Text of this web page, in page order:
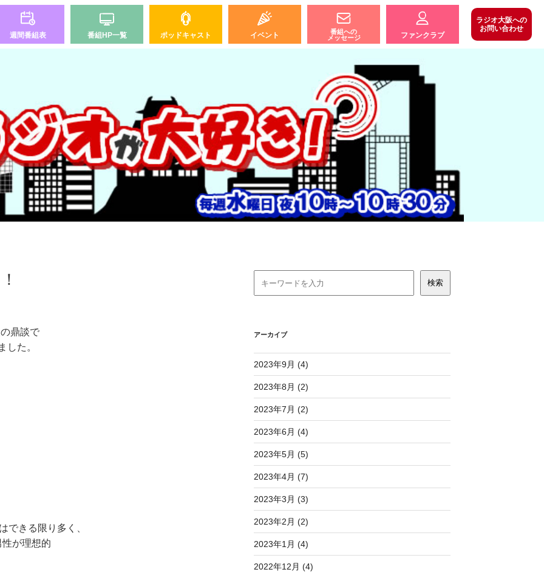
週間番組表 番組HP一覧 ポッドキャスト イベント
番組への
メッセージ
ファンクラブ
ラジオ大阪への
お問い合わせ
鼎談で
した。
できる限り多く、
が理想的
アーカイブ
2023年9月 (4)
2023年8月 (2)
2023年7月 (2)
2023年6月 (4)
2023年5月 (5)
2023年4月 (7)
2023年3月 (3)
2023年2月 (2)
2023年1月 (4)
2022年12月 (4)